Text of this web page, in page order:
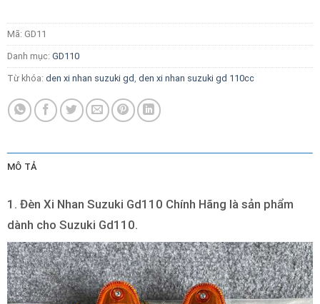
Mã: GD11
Danh mục: GD110
Từ khóa: den xi nhan suzuki gd, den xi nhan suzuki gd 110cc
MÔ TẢ
1. Đèn Xi Nhan Suzuki Gd110 Chính Hãng là sản phẩm
dành cho Suzuki Gd110.